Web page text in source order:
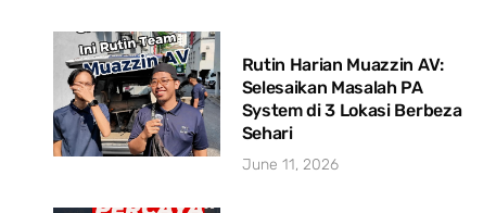
Rutin Harian Muazzin AV:
Selesaikan Masalah PA
System di 3 Lokasi Berbeza
Sehari
June 11, 2026